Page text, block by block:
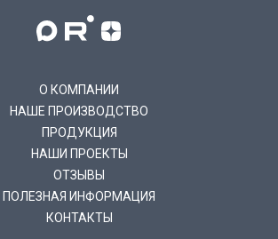
О КОМПАНИИ
НАШЕ ПРОИЗВОДСТВО
ПРОДУКЦИЯ
НАШИ ПРОЕКТЫ
ОТЗЫВЫ
ПОЛЕЗНАЯ ИНФОРМАЦИЯ
КОНТАКТЫ